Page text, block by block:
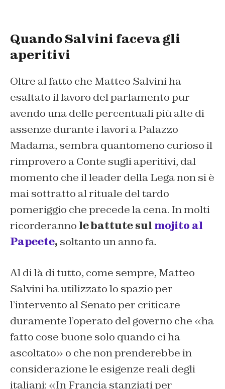
Quando Salvini faceva gli
aperitivi
Oltre al fatto che Matteo Salvini ha
esaltato il lavoro del parlamento pur
avendo una delle percentuali più alte di
assenze durante i lavori a Palazzo
Madama, sembra quantomeno curioso il
rimprovero a Conte sugli aperitivi, dal
momento che il leader della Lega non si è
mai sottratto al rituale del tardo
pomeriggio che precede la cena. In molti
ricorderanno le battute sul mojito al
Papeete, soltanto un anno fa.
Al di là di tutto, come sempre, Matteo
Salvini ha utilizzato lo spazio per
l’intervento al Senato per criticare
duramente l’operato del governo che «ha
fatto cose buone solo quando ci ha
ascoltato» o che non prenderebbe in
considerazione le esigenze reali degli
italiani: «In Francia stanziati per